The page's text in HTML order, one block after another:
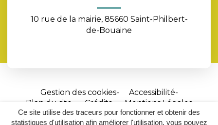
Ce site utilise des traceurs pour fonctionner et obtenir des
statistiques d'utilisation afin améliorer l'utilisation, vous pouvez
10 rue de la mairie, 85660 Saint-Philbert-
de-Bouaine
Gestion des cookies
Accessibilité
Plan du site
Crédits
Mentions Légales
Site